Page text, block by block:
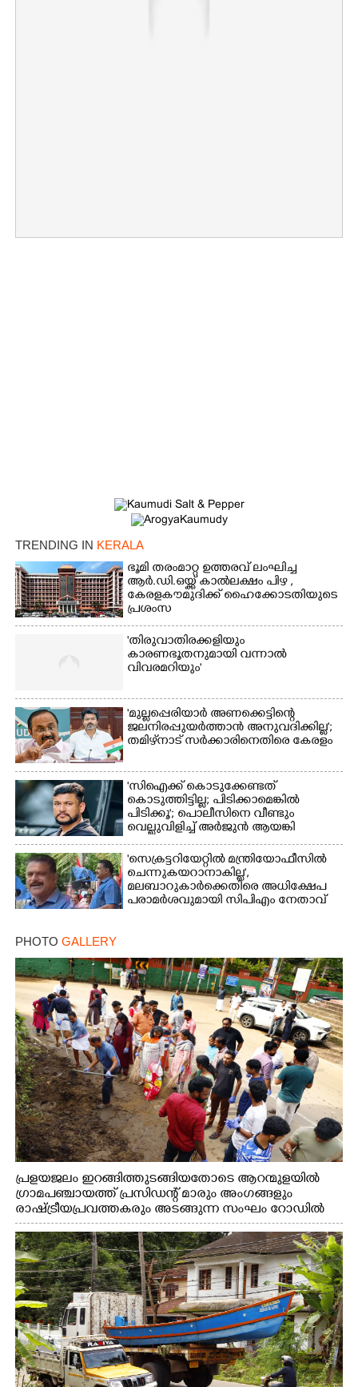
TRENDING IN KERALA
ഭൂമി തരംമാറ്റ ഉത്തരവ് ലംഘിച്ച
ആർ.ഡി.ഒയ്ക്ക് കാൽലക്ഷം പിഴ ,​
കേരളകൗമുദിക്ക് ഹൈക്കോടതിയുടെ
പ്രശംസ
'തിരുവാതിരക്കളിയും
കാരണഭൂതനുമായി വന്നാൽ
വിവരമറിയും '
'മുല്ലപ്പെരിയാർ അണക്കെട്ടിന്റെ
ജലനിരപ്പുയർത്താൻ അനുവദിക്കില്ല';
തമിഴ്‌നാട് സർക്കാരിനെതിരെ കേരളം
'സിഐക്ക് കൊടുക്കേണ്ടത്
കൊടുത്തിട്ടില്ല; പിടിക്കാമെങ്കിൽ
പിടിക്കൂ'; പൊലീസിനെ വീണ്ടും
വെല്ലുവിളിച്ച് അർജുൻ ആയങ്കി
'സെക്രട്ടറിയേറ്റിൽ മന്ത്രിയോഫീസിൽ
ചെന്നുകയറാനാകില്ല',
മലബാറുകാർക്കെതിരെ അധിക്ഷേപ
പരാമർശവുമായി സിപിഎം നേതാവ്‌
PHOTO GALLERY
പ്രളയജലം ഇറങ്ങിത്തുടങ്ങിയതോടെ ആറന്മുളയിൽ
ഗ്രാമപഞ്ചായത്ത് പ്രസിഡന്റ് മാരും അംഗങ്ങളും
രാഷ്ട്രീയപ്രവത്തകരും അടങ്ങുന്ന സംഘം റോഡിൽ
അടിഞ്ഞ് കൂടിയ ചെളിയും മണ്ണും മറ്റ് മാലിന്യങ്ങളും
നീക്കം ചെയ്യുന്നു.
Copy Link